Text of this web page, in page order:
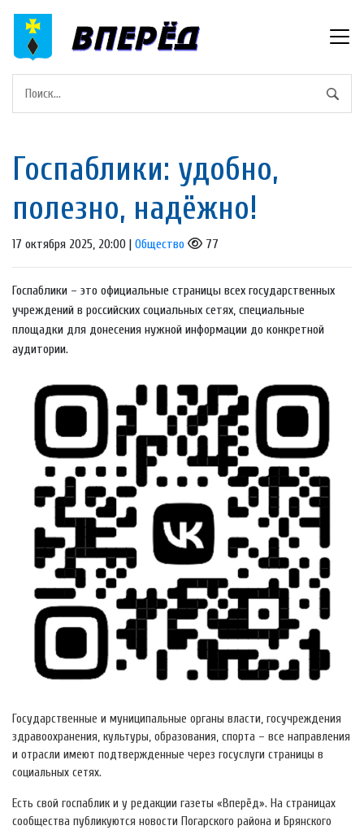
Госпаблики: удобно,
полезно, надёжно!
17 октября 2025, 20:00 | Общество 77
Госпаблики – это официальные страницы всех государственных
учреждений в российских социальных сетях, специальные
площадки для донесения нужной информации до конкретной
аудитории.
Государственные и муниципальные органы власти, госучреждения
здравоохранения, культуры, образования, спорта – все направления
и отрасли имеют подтвержденные через госуслуги страницы в
социальных сетях.
Есть свой госпаблик и у редакции газеты «Вперёд». На страницах
сообщества публикуются новости Погарского района и Брянского